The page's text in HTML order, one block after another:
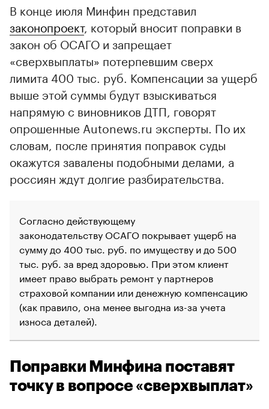
В конце июля Минфин представил
законопроект, который вносит поправки в
закон об ОСАГО и запрещает
«сверхвыплаты» потерпевшим сверх
лимита 400 тыс. руб. Компенсации за ущерб
выше этой суммы будут взыскиваться
напрямую с виновников ДТП, говорят
опрошенные Autonews.ru эксперты. По их
словам, после принятия поправок суды
окажутся завалены подобными делами, а
россиян ждут долгие разбирательства.
Согласно действующему
законодательству ОСАГО покрывает ущерб на
сумму до 400 тыс. руб. по имуществу и до 500
тыс. руб. за вред здоровью. При этом клиент
имеет право выбрать ремонт у партнеров
страховой компании или денежную компенсацию
(как правило, она менее выгодна из-за учета
износа деталей).
Поправки Минфина поставят
точку в вопросе «сверхвыплат»